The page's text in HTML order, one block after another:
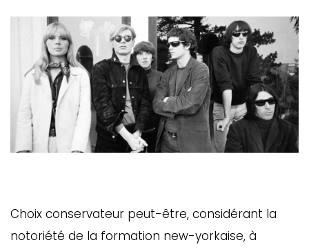
Choix conservateur peut-être, considérant la
notoriété de la formation new-yorkaise, à